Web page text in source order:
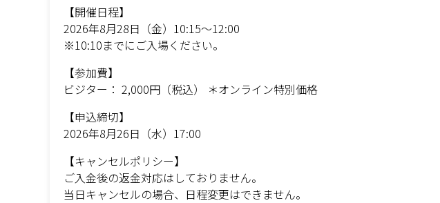
【開催日程】
2026年8月28日（金）10:15～12:00
※10:10までにご入場ください。
【参加費】
ビジター： 2,000円（税込） ＊オンライン特別価格
【申込締切】
2026年8月26日（水）17:00
【キャンセルポリシー】
ご入金後の返金対応はしておりません。
当日キャンセルの場合、日程変更はできません。